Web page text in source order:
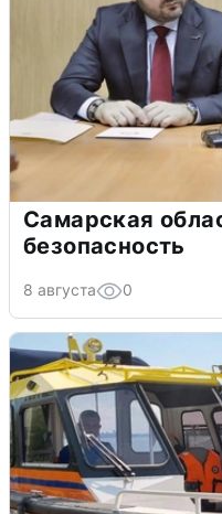
Самарская
безопасность
8 августа 0